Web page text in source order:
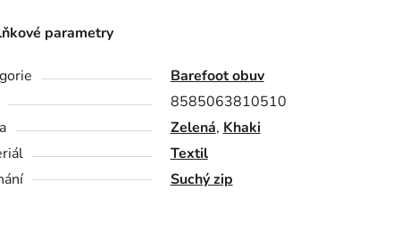
parametry
Barefoot obuv
8585063810510
Zelená, Khaki
Textil
Suchý zip